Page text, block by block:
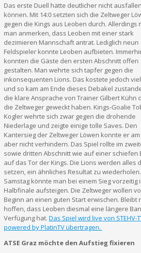
Das erste Duell hätte deutlicher nicht ausfallen
können. Mit 14:0 setzten sich die Zeltweger
gegen die Kings aus Leoben durch. Allerdings
man anmerken, dass Leoben mit einer stark
dezimieren Mannschaft antrat. Lediglich neun
Feldspieler konnte Leoben aufbieten.
konnten die Gäste den ersten Abschnitt offen
gestalten. Man wehrte sich tapfer gegen die
inkonsequenten Lions. Das kostete jedoch
und so kam am Ende dieses Debakel
die klare Ansprache von Trainer Gilbert Kühn
die Zeltweger geweckt haben. Kings-Goalie
Kogler wehrte sich zwar gegen die drohende
Niederlage und zeigte einige tolle Saves. Den
Kantersieg der Zeltweger Löwen konnte er am
aber nicht verhindern. Das Spiel rollte im
sowie dritten Abschnitt wie auf einer schiefen
auf das Tor der Kings. Die Lions werden alles
setzen, ein ähnliches Resultat zu
Samstag könnte man bei einem Sieg vorzeitig
Halbfinale aufsteigen. Die Zeltweger wollen
Beginn an einen guten Start erwischen. Bleibt
hoffen, dass Leoben diesmal eine längere
Verfügung hat. Das Spiel wird live von STEHV-
powered by PlatinTV übertragen.
ATSE Graz möchte den Aufstieg fixieren